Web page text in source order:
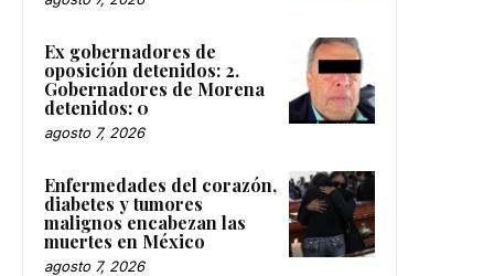
Ex gobernadores de
oposición detenidos: 2.
Gobernadores de Morena
detenidos: 0
agosto 7, 2026
Enfermedades del corazón,
diabetes y tumores
malignos encabezan las
muertes en México
agosto 7, 2026